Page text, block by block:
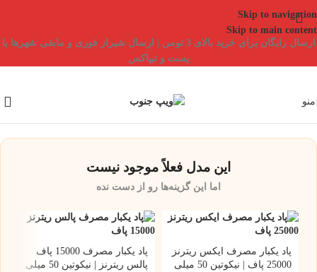
Skip to navigation
Skip to main content
ارسال رایگان برای خرید بالای 3 تومن | ارسال شیراز فوری و مابقی شهرها با
پست و تیپاکس
منو
این مدل فعلاً موجود نیست
اما این گزینه‌ها رو از دست نده
پاد یکبار مصرف ایکس ریترنز
25000 پاف | نیکوتین 50 میلی
پاد یکبار مصرف 15000 پاف
پالس ریترنز | نیکوتین 50 میلی